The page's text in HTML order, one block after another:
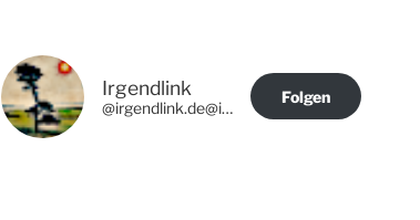
Irgendlink
@irgendlink.de@irgendlink.de
Folgen